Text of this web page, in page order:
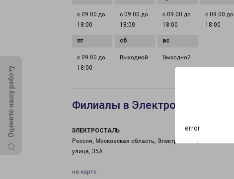
error
Оцените нашу работу
с 09:00 до
18:00
с 09:00 до
18:00
с 09:00 до
18:00
с 09:00 до
18:00
с 09:00 до
18:00
Выходной Выходной
Филиалы в Электростали
ЭЛЕКТРОСТАЛЬ
Россия, Московская область, Электросталь, Рабочая
улица, 35А
на карте